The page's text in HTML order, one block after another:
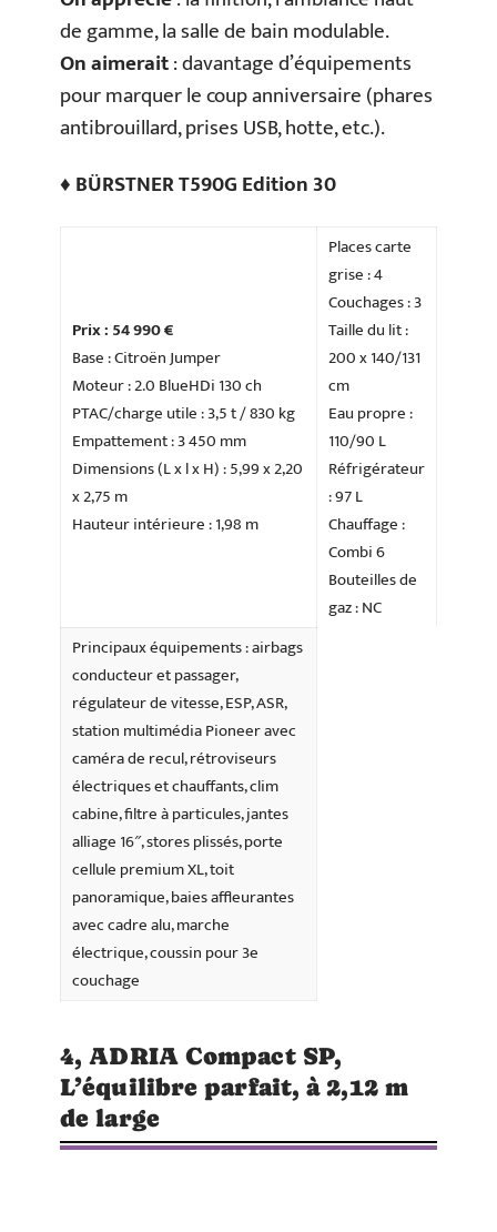
de gamme, la salle de bain modulable.
On aimerait: davantage d’équipements
pour marquer le coup anniversaire (phares
antibrouillard, prises USB, hotte, etc.).
♦ BÜRSTNER T590G Edition 30
Prix : 54 990 €
Base : Citroën Jumper
Moteur : 2.0 BlueHDi 130 ch
PTAC/charge utile : 3,5 t / 830 kg
Empattement : 3 450 mm
Dimensions (L x l x H) : 5,99 x 2,20
x 2,75 m
Hauteur intérieure : 1,98 m
Places carte
grise : 4
Couchages : 3
Taille du lit :
200 x 140/131
cm
Eau propre :
110/90 L
Réfrigérateur
: 97 L
Chauffage :
Combi 6
Bouteilles de
gaz : NC
Principaux équipements : airbags
conducteur et passager,
régulateur de vitesse, ESP, ASR,
station multimédia Pioneer avec
caméra de recul, rétroviseurs
électriques et chauffants, clim
cabine, filtre à particules, jantes
alliage 16″, stores plissés, porte
cellule premium XL, toit
panoramique, baies affleurantes
avec cadre alu, marche
électrique, coussin pour 3e
couchage
4, ADRIA Compact SP,
L’équilibre parfait, à 2,12 m
de large